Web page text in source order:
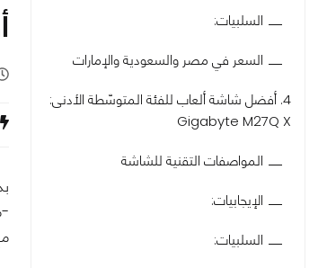
السلبيات:
السعر في مصر والسعودية والإمارات
4. أفضل شاشة ألعاب للفئة المتوسّطة الأدنى:
Gigabyte M27Q X
المواصفات التقنية للشاشة
الإيجابيات:
السلبيات:
-